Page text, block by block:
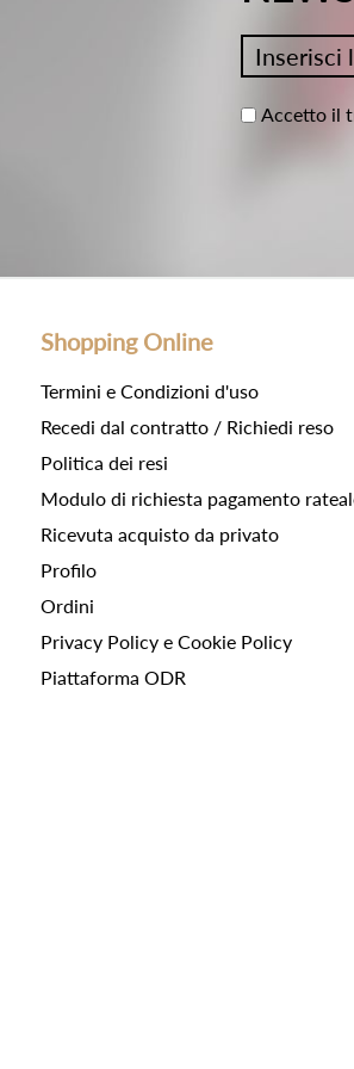
Accetto il
Shopping Online
Termini e Condizioni d'uso
Recedi dal contratto / Richiedi reso
Politica dei resi
Modulo di richiesta pagamento
Ricevuta acquisto da privato
Profilo
Ordini
Privacy Policy e Cookie Policy
Piattaforma ODR